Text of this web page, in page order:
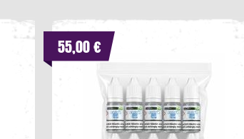
55,00 €